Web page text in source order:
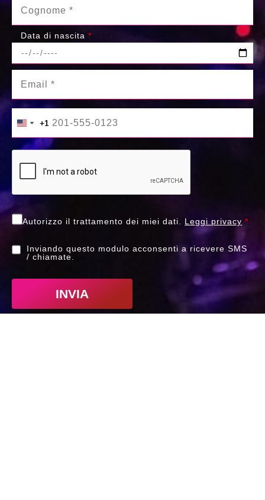
Data di nascita *
United States +1
+1
United States +1
+1
Autorizzo il trattamento dei miei dati. Leggi privacy *
Inviando questo modulo acconsenti a ricevere SMS
/ chiamate.
INVIA